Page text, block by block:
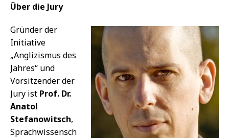
Über die Jury
Gründer der
Initiative
„Anglizismus des
Jahres“ und
Vorsitzender der
Jury ist Prof. Dr.
Anatol
Stefanowitsch,
Sprachwissensch